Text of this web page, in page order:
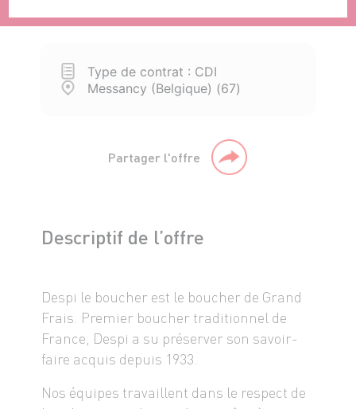
Type de contrat : CDI
Messancy (Belgique) (67)
Partager l'offre
Descriptif de l’offre
Despi le boucher est le boucher de Grand
Frais. Premier boucher traditionnel de
France, Despi a su préserver son savoir-
faire acquis depuis 1933.
Nos équipes travaillent dans le respect de